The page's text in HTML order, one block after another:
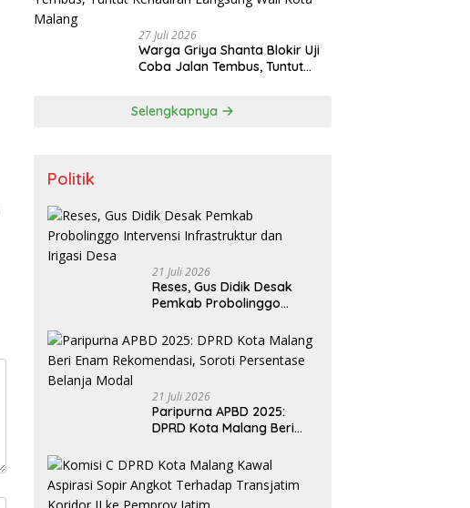
27 Juli 2026
Warga Griya Shanta Blokir Uji
Coba Jalan Tembus, Tuntut
Selengkapnya
Politik
21 Juli 2026
Reses, Gus Didik Desak
Pemkab Probolinggo
dan Irigasi Desa
21 Juli 2026
Paripurna APBD 2025:
DPRD Kota Malang Beri
Persentase Belanja Modal